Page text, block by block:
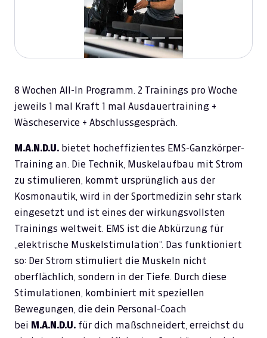
8 Wochen All-In Programm. 2 Trainings pro Woche
jeweils 1 mal Kraft 1 mal Ausdauertraining +
Wäscheservice + Abschlussgespräch.
M.A.N.D.U. bietet hocheffizientes EMS-Ganzkörper-
Training an. Die Technik, Muskelaufbau mit Strom
zu stimulieren, kommt ursprünglich aus der
Kosmonautik, wird in der Sportmedizin sehr stark
eingesetzt und ist eines der wirkungsvollsten
Trainings weltweit. EMS ist die Abkürzung für
„elektrische Muskelstimulation“. Das funktioniert
so: Der Strom stimuliert die Muskeln nicht
oberflächlich, sondern in der Tiefe. Durch diese
Stimulationen, kombiniert mit speziellen
Bewegungen, die dein Personal-Coach
bei M.A.N.D.U. für dich maßschneidert, erreichst du